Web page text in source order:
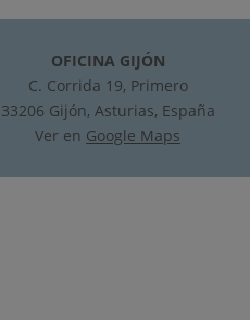
OFICINA GIJÓN
C. Corrida 19, Primero
33206 Gijón, Asturias, España
Ver en Google Maps